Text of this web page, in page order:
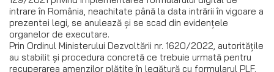
intrare în România, neachitate până la data intrării în vigoare a
prezentei legi, se anulează şi se scad din evidenţele
organelor de executare.
Prin Ordinul Ministerului Dezvoltării nr. 1620/2022, autoritățile
au stabilit și procedura concretă ce trebuie urmată pentru
recuperarea amenzilor plătite în legătură cu formularul PLF.